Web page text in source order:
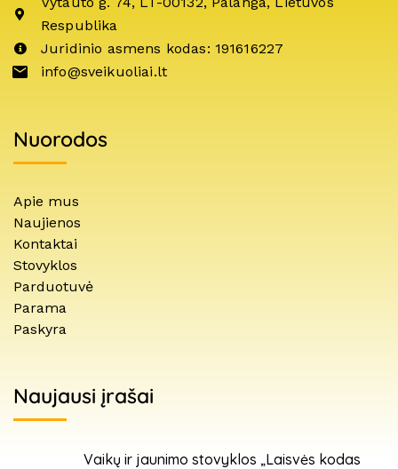
Respublika
Juridinio asmens kodas: 191616227
info@sveikuoliai.lt
Nuorodos
Apie mus
Naujienos
Kontaktai
Stovyklos
Parduotuvė
Parama
Paskyra
Naujausi įrašai
Vaikų ir jaunimo stovyklos „Laisvės kodas